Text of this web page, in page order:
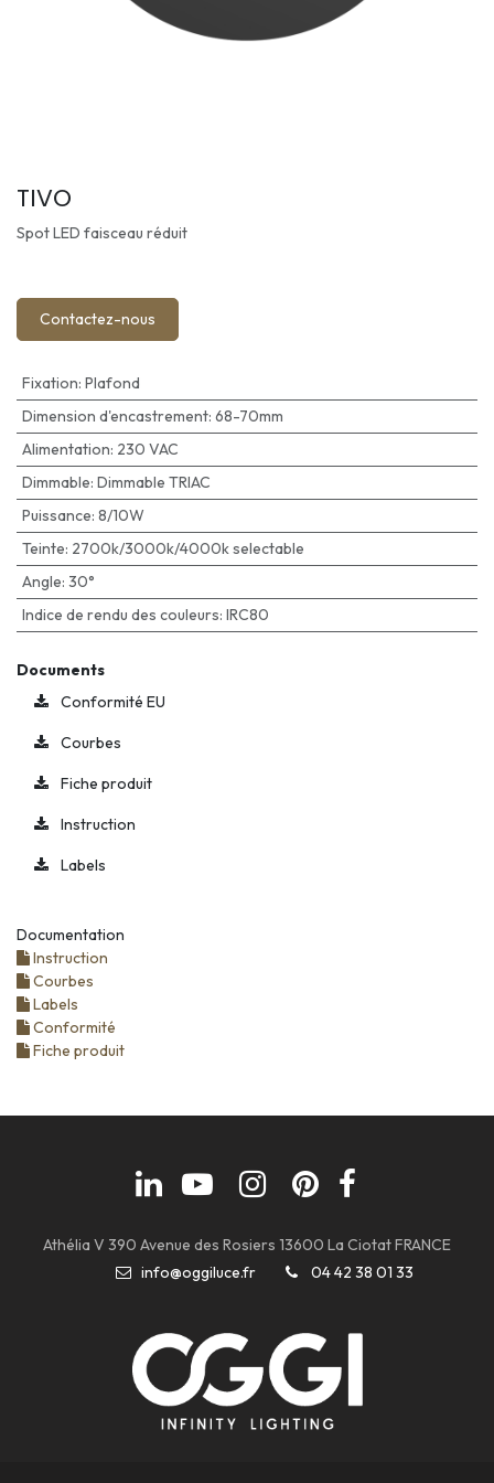
TIVO
Spot LED faisceau réduit
Contactez-nous
Fixation: Plafond
Dimension d'encastrement: 68-70mm
Alimentation: 230 VAC
Dimmable: Dimmable TRIAC
Puissance: 8/10W
Teinte: 2700k/3000k/4000k selectable
Angle: 30°
Indice de rendu des couleurs: IRC80
Documents
Conformité EU
Courbes
Fiche produit
Instruction
Labels
Documentation
Instruction
Courbes
Labels
Conformité
Fiche produit
Athélia V 390 Avenue des Rosiers 13600 La Ciotat FRANCE
info@oggiluce.fr
04 42 38 01 33